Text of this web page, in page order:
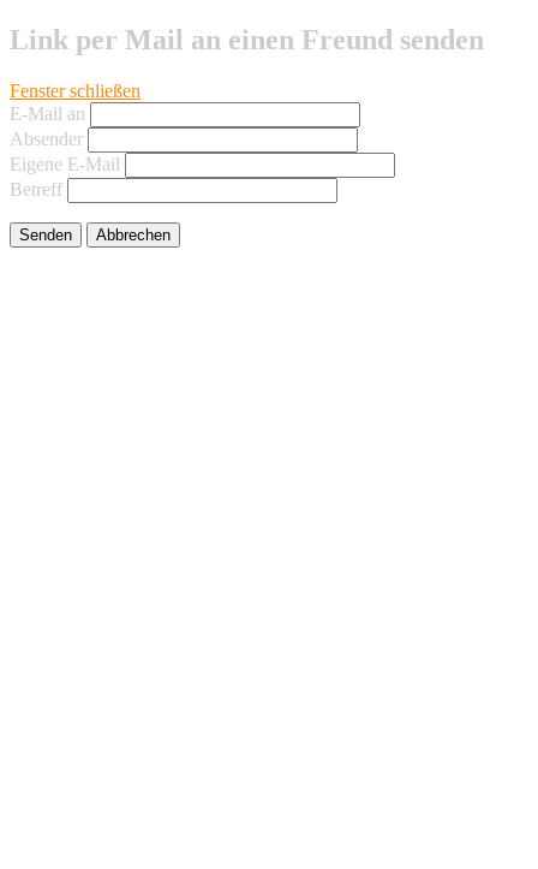
Link per Mail an einen Freund senden
Fenster schließen
E-Mail an
Absender
Eigene E-Mail
Betreff
Senden Abbrechen